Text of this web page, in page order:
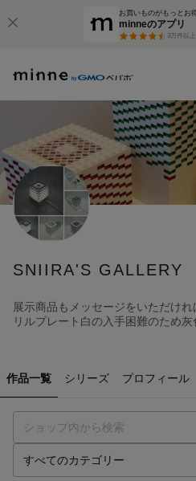
お買いものがもっとお
minneのアプリ
3万件以上
SNIIRA'S GALLERY
展示商品もメッセージをいただけ
リルプレート白の入手困難のため灰
作品一覧 シリーズ プロフィール